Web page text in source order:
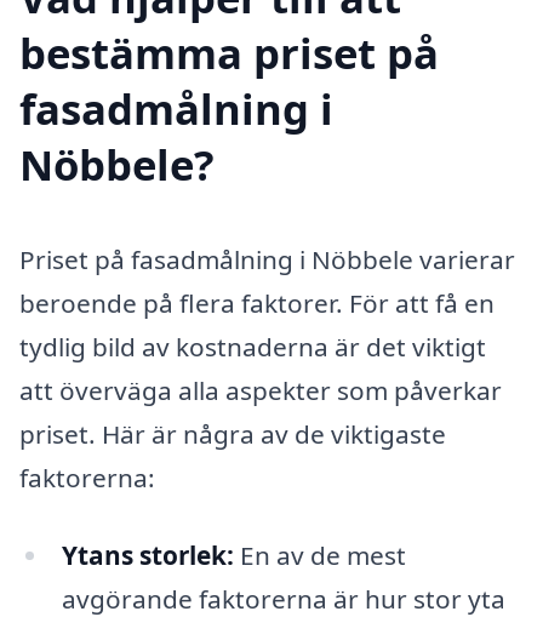
bestämma priset på
fasadmålning i
Nöbbele?
Priset på fasadmålning i Nöbbele varierar
beroende på flera faktorer. För att få en
tydlig bild av kostnaderna är det viktigt
att överväga alla aspekter som påverkar
priset. Här är några av de viktigaste
faktorerna:
Ytans storlek: En av de mest
avgörande faktorerna är hur stor yta